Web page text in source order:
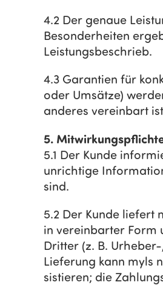
4.2 Der genaue
Besonderheiten
Leistungsbeschrieb.
4.3 Garantien für
oder Umsätze)
anderes vereinbart
5.
5.1 Der Kunde
unrichtige
sind.
5.2 Der Kunde liefert
in vereinbarter Form
Dritter (z. B.
Lieferung kann myls
sistieren; die